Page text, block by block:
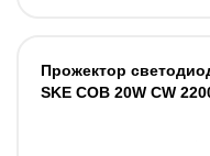
Прожектор
SKE COB 20W CW